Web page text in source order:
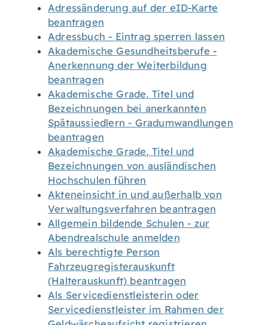
Adressänderung auf der eID-Karte
beantragen
Adressbuch - Eintrag sperren lassen
Akademische Gesundheitsberufe -
Anerkennung der Weiterbildung
beantragen
Akademische Grade, Titel und
Bezeichnungen bei anerkannten
Spätaussiedlern - Gradumwandlungen
beantragen
Akademische Grade, Titel und
Bezeichnungen von ausländischen
Hochschulen führen
Akteneinsicht in und außerhalb von
Verwaltungsverfahren beantragen
Allgemein bildende Schulen - zur
Abendrealschule anmelden
Als berechtigte Person
Fahrzeugregisterauskunft
(Halterauskunft) beantragen
Als Servicedienstleisterin oder
Servicedienstleister im Rahmen der